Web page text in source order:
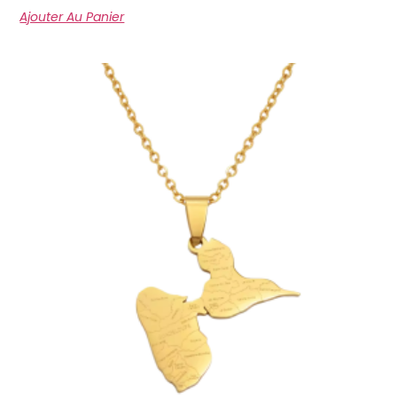
Ajouter Au Panier